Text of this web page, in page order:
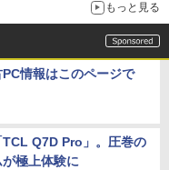
もっと見る
情報はこのページで
Q7D Pro」。圧巻の
極上体験に